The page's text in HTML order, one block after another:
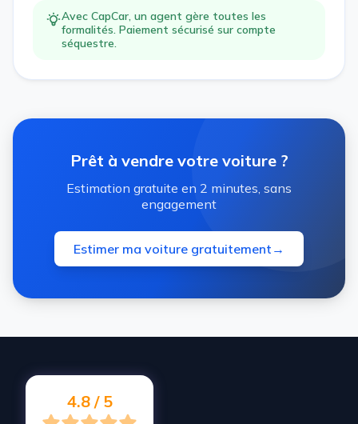
Avec CapCar, un agent gère toutes les
formalités. Paiement sécurisé sur compte
séquestre.
Prêt à vendre votre voiture ?
Estimation gratuite en 2 minutes, sans
engagement
Estimer ma voiture gratuitement →
4.8 / 5